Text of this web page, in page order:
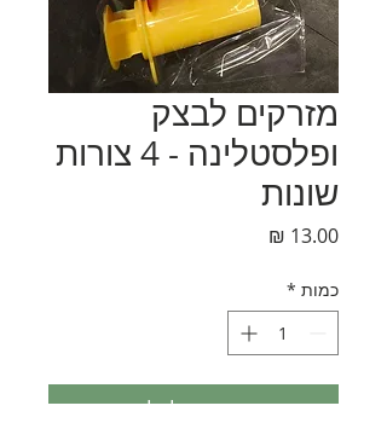
מזרקים לבצק
ופלסטלינה - 4 צורות
שונות
כמות *
הוספה לסל